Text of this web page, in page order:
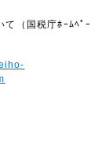
て（国税庁ﾎｰﾑﾍﾟｰ